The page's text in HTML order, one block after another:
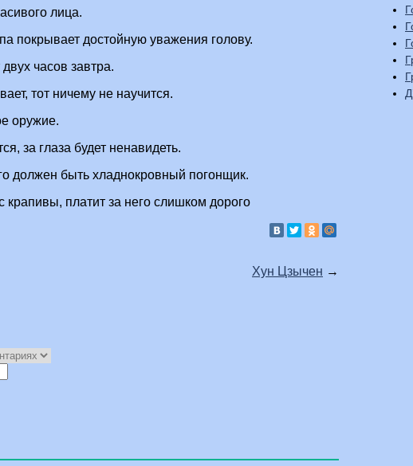
лица.
покрывает достойную уважения голову.
часов завтра.
тот ничему не научится.
оружие.
за глаза будет ненавидеть.
должен быть хладнокровный погонщик.
крапивы, платит за него слишком дорого
Хун Цзычен →